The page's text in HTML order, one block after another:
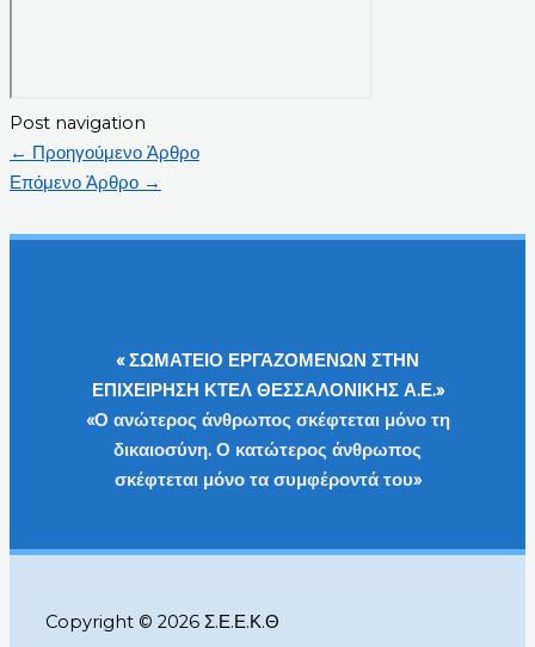
Post navigation
← Προηγούμενο Άρθρο
Επόμενο Άρθρο →
« ΣΩΜΑΤΕΙΟ ΕΡΓΑΖΟΜΕΝΩΝ ΣΤΗΝ
ΕΠΙΧΕΙΡΗΣΗ ΚΤΕΛ ΘΕΣΣΑΛΟΝΙΚΗΣ Α.Ε.»
«Ο ανώτερος άνθρωπος σκέφτεται μόνο τη
δικαιοσύνη. Ο κατώτερος άνθρωπος
σκέφτεται μόνο τα συμφέροντά του»
Copyright © 2026 Σ.Ε.Ε.Κ.Θ